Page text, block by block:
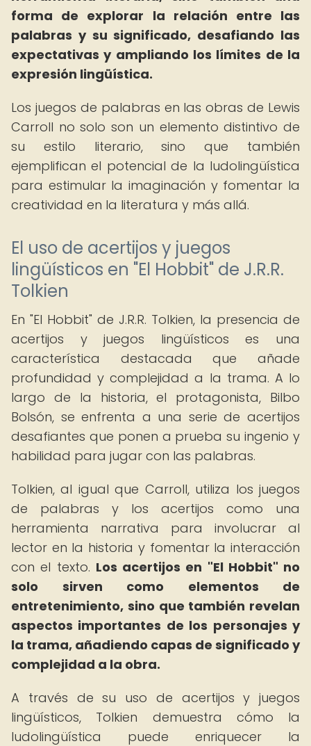
forma de explorar la relación entre las
palabras y su significado, desafiando las
expectativas y ampliando los límites de la
expresión lingüística.
Los juegos de palabras en las obras de Lewis
Carroll no solo son un elemento distintivo de
su estilo literario, sino que también
ejemplifican el potencial de la ludolingüística
para estimular la imaginación y fomentar la
creatividad en la literatura y más allá.
El uso de acertijos y juegos
lingüísticos en "El Hobbit" de J.R.R.
Tolkien
En "El Hobbit" de J.R.R. Tolkien, la presencia de
acertijos y juegos lingüísticos es una
característica destacada que añade
profundidad y complejidad a la trama. A lo
largo de la historia, el protagonista, Bilbo
Bolsón, se enfrenta a una serie de acertijos
desafiantes que ponen a prueba su ingenio y
habilidad para jugar con las palabras.
Tolkien, al igual que Carroll, utiliza los juegos
de palabras y los acertijos como una
herramienta narrativa para involucrar al
lector en la historia y fomentar la interacción
con el texto. Los acertijos en "El Hobbit" no
solo sirven como elementos de
entretenimiento, sino que también revelan
aspectos importantes de los personajes y
la trama, añadiendo capas de significado y
complejidad a la obra.
A través de su uso de acertijos y juegos
lingüísticos, Tolkien demuestra cómo la
ludolingüística puede enriquecer la